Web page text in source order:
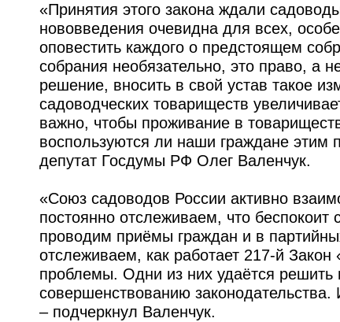
«Принятия этого закона ждали
нововведения очевидна для всех,
оповестить каждого о предстоящем
собрания необязательно, это право, а
решение, вносить в свой устав такое
садоводческих товариществ
важно, чтобы проживание в
воспользуются ли наши граждане этим
депутат Госдумы РФ Олег Валенчук.
«Союз садоводов России активно
постоянно отслеживаем, что
проводим приёмы граждан и в
отслеживаем, как работает 217-й
проблемы. Одни из них удаётся решить
совершенствованию
– подчеркнул Валенчук.